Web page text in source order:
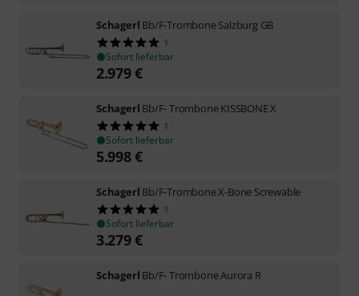
Schagerl Bb/F-Trombone Salzburg GB
1
Sofort lieferbar
2.979€
Schagerl Bb/F- Trombone KISSBONE X
1
Sofort lieferbar
5.998€
Schagerl Bb/F-Trombone X-Bone Screwable
1
Sofort lieferbar
3.279€
Schagerl Bb/F- Trombone Aurora R